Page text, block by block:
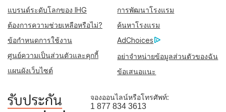
แบรนด์ระดับโลกของ IHG
การพัฒนาโรงแรม
ต้องการความช่วยเหลือหรือไม่?
ค้นหาโรงแรม
ข้อกำหนดการใช้งาน
AdChoices
ศูนย์ความเป็นส่วนตัวและคุกกี้
อย่าจำหน่ายข้อมูลส่วนตัวของฉัน
แผนผังเว็บไซต์
ข้อเสนอแนะ
จองออนไลน์หรือโทรศัพท์:
1 877 834 3613